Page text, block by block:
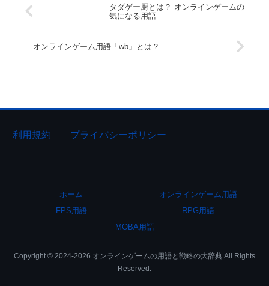
タダゲー厨とは？ オンラインゲームの
気になる用語
オンラインゲーム用語「wb」とは？
利用規約 プライバシーポリシー
ホーム
オンラインゲーム用語
FPS用語
RPG用語
MOBA用語
Copyright © 2024-2026 オンラインゲームの用語と戦略の大辞典 All Rights
Reserved.